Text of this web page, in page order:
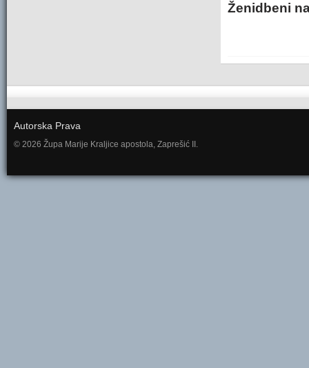
Ženidbeni
Autorska Prava
© 2026 Župa Marije Kraljice apostola, Zaprešić II.